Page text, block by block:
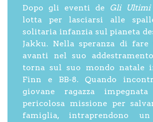
Dopo gli eventi de Gli Ultimi
lotta per lasciarsi alle
solitaria infanzia sul pianeta
Jakku. Nella speranza di fare
avanti nel suo
torna sul suo mondo natale
Finn e BB-8. Quando
giovane ragazza
pericolosa missione per
famiglia, intraprendono